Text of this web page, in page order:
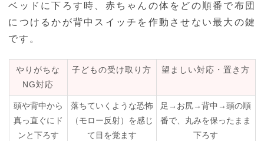
ベッドに下ろす時、赤ちゃんの体をどの順番で布団
につけるかが背中スイッチを作動させない最大の鍵
です。
やりがちな
NG対応
子どもの受け取り方 望ましい対応・置き方
頭や背中から
真っ直ぐにド
ンと下ろす
落ちていくような恐怖
（モロー反射）を感じ
て目を覚ます
足→お尻→背中→頭の順
番で、丸みを保ったまま
下ろす